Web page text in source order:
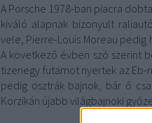
A Porsche 1978-ban piacra
kiváló alapnak bizonyult
vele, Pierre-Louis Moreau pedig
A következő évben szó szerint
tizenegy futamot nyertek az Eb-
pedig osztrák bajnok, bár ő
Korzikán újabb világbajnoki